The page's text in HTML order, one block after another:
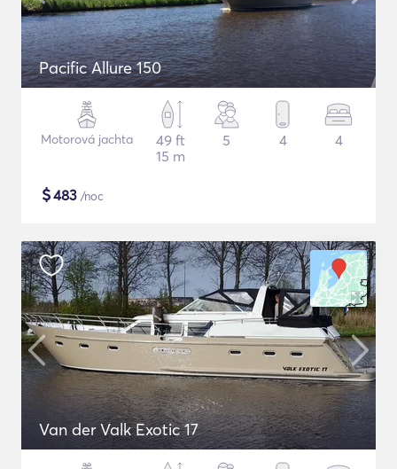
Pacific Allure 150
Motorová jachta
49 ft
15 m
5 4 4
$483 /noc
Van der Valk Exotic 17